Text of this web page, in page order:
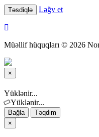
Ləğv et
Müəllif hüquqları © 2026
×
Bağla
Yüklənir...
Yüklənir...
Bağla
Təqdim
×